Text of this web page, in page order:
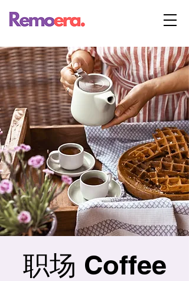
职场 Coffee